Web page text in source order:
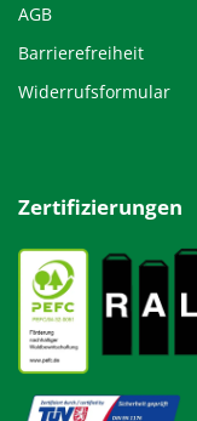
AGB
Barrierefreiheit
Widerrufsformular
Zertifizierungen